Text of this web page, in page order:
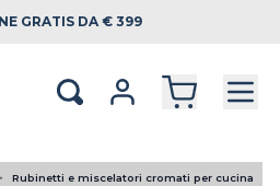
GRATIS DA € 399
Rubinetti e miscelatori cromati per cucina